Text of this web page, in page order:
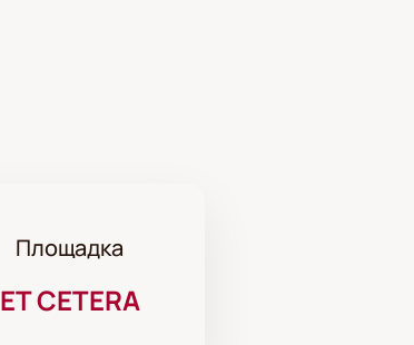
Площадка
ET CETERA